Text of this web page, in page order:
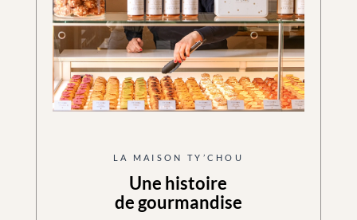
LA MAISON TY’CHOU
Une histoire
de gourmandise